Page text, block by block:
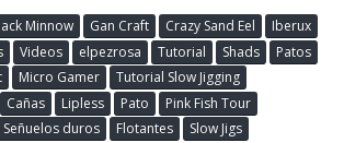
Minnow Gan Craft Crazy Sand Eel
Iberux
Videos elpezrosa Tutorial Shads
Patos
Micro Gamer
Tutorial Slow Jigging
Cañas Lipless Pato
Pink Fish Tour
Señuelos duros Flotantes
Slow Jigs